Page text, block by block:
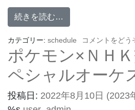
続きを読む…
カテゴリー: schedule コメントをどう
ポケモン×ＮＨ
ペシャルオーケ
投稿日: 2022年8月10日 (2023